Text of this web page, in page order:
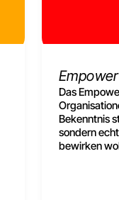
Das
Bekenntnis
sondern
bewirken